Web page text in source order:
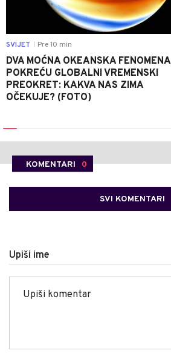
SVIJET Pre 10 min
DVA MOĆNA OKEANSKA FENOMENA
POKREĆU GLOBALNI VREMENSKI
PREOKRET: KAKVA NAS ZIMA
OČEKUJE? (FOTO)
KOMENTARI 0
SVI KOMENTARI
Upiši ime